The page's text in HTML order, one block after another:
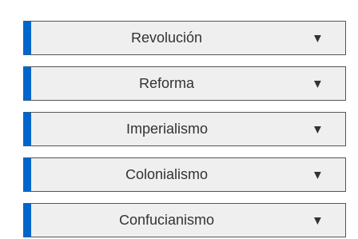
Revolución ▼
Reforma ▼
Imperialismo ▼
Colonialismo ▼
Confucianismo ▼